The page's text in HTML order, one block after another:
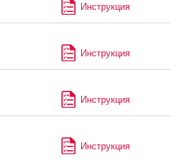
Инструкция
Инструкция
Инструкция
Инструкция